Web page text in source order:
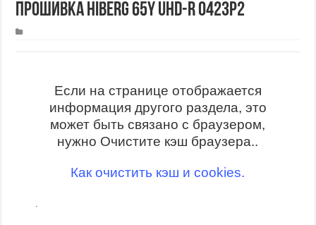
Прошивка Hiberg 65Y UHD-R 0423Р2
Если на странице отображается
информация другого раздела, это
может быть связано с браузером,
нужно Очистите кэш браузера..
Как очистить кэш и cookies.
.